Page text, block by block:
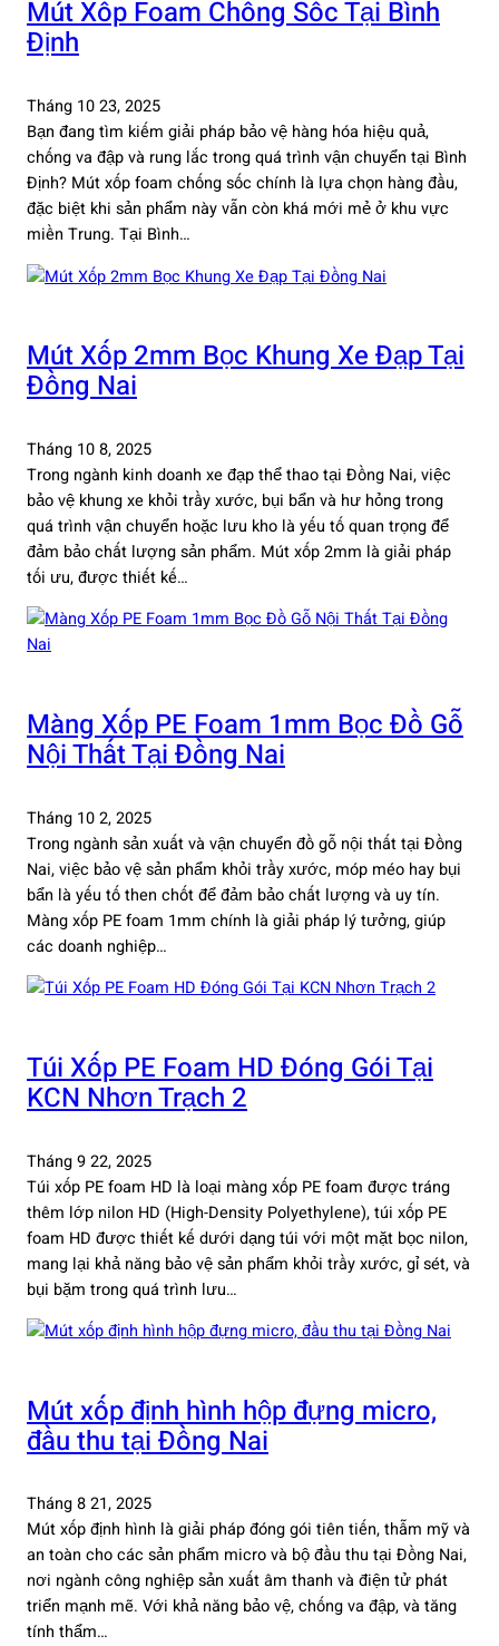
Mút Xốp Foam Chống Sốc Tại Bình
Định
Tháng 10 23, 2025
Bạn đang tìm kiếm giải pháp bảo vệ hàng hóa hiệu quả,
chống va đập và rung lắc trong quá trình vận chuyển tại Bình
Định? Mút xốp foam chống sốc chính là lựa chọn hàng đầu,
đặc biệt khi sản phẩm này vẫn còn khá mới mẻ ở khu vực
miền Trung. Tại Bình…
Mút Xốp 2mm Bọc Khung Xe Đạp Tại
Đồng Nai
Tháng 10 8, 2025
Trong ngành kinh doanh xe đạp thể thao tại Đồng Nai, việc
bảo vệ khung xe khỏi trầy xước, bụi bẩn và hư hỏng trong
quá trình vận chuyển hoặc lưu kho là yếu tố quan trọng để
đảm bảo chất lượng sản phẩm. Mút xốp 2mm là giải pháp
tối ưu, được thiết kế…
Màng Xốp PE Foam 1mm Bọc Đồ Gỗ
Nội Thất Tại Đồng Nai
Tháng 10 2, 2025
Trong ngành sản xuất và vận chuyển đồ gỗ nội thất tại Đồng
Nai, việc bảo vệ sản phẩm khỏi trầy xước, móp méo hay bụi
bẩn là yếu tố then chốt để đảm bảo chất lượng và uy tín.
Màng xốp PE foam 1mm chính là giải pháp lý tưởng, giúp
các doanh nghiệp…
Túi Xốp PE Foam HD Đóng Gói Tại
KCN Nhơn Trạch 2
Tháng 9 22, 2025
Túi xốp PE foam HD là loại màng xốp PE foam được tráng
thêm lớp nilon HD (High-Density Polyethylene), túi xốp PE
foam HD được thiết kế dưới dạng túi với một mặt bọc nilon,
mang lại khả năng bảo vệ sản phẩm khỏi trầy xước, gỉ sét, và
bụi bặm trong quá trình lưu…
Mút xốp định hình hộp đựng micro,
đầu thu tại Đồng Nai
Tháng 8 21, 2025
Mút xốp định hình là giải pháp đóng gói tiên tiến, thẫm mỹ và
an toàn cho các sản phẩm micro và bộ đầu thu tại Đồng Nai,
nơi ngành công nghiệp sản xuất âm thanh và điện tử phát
triển mạnh mẽ. Với khả năng bảo vệ, chống va đập, và tăng
tính thẩm…